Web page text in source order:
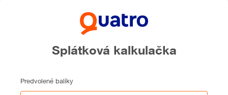
Splátková kalkulačka
Predvolené balíky